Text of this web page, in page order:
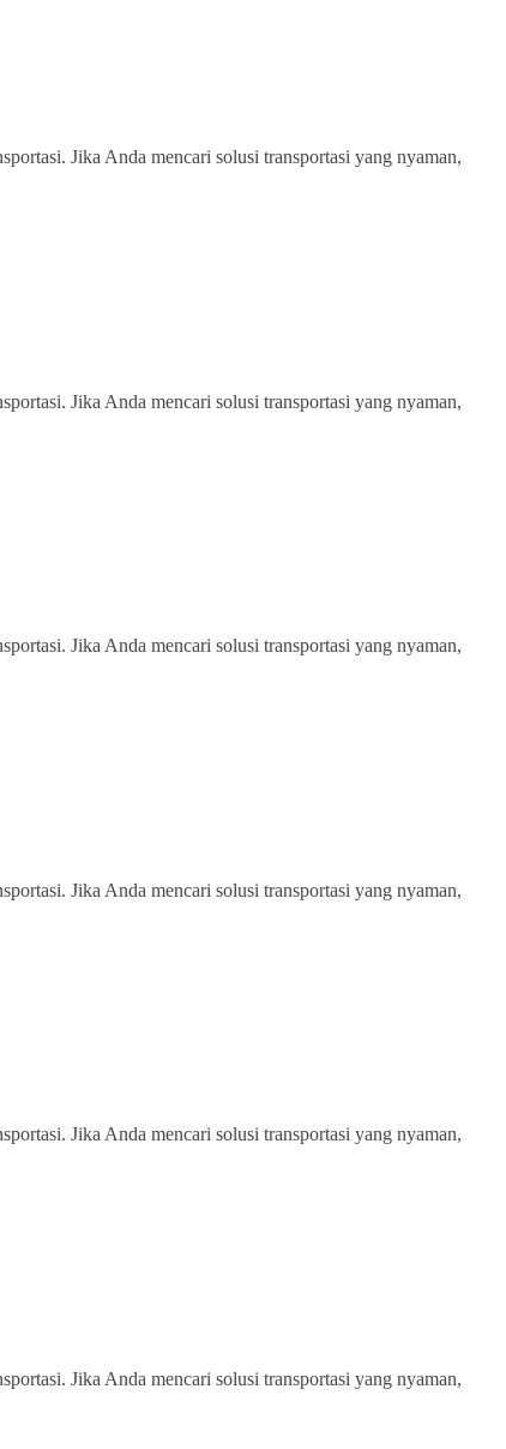
Jika Anda mencari solusi transportasi yang nyaman,
Jika Anda mencari solusi transportasi yang nyaman,
Jika Anda mencari solusi transportasi yang nyaman,
Jika Anda mencari solusi transportasi yang nyaman,
Jika Anda mencari solusi transportasi yang nyaman,
Jika Anda mencari solusi transportasi yang nyaman,